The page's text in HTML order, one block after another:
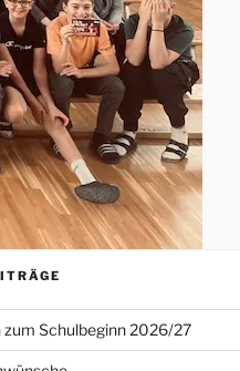
Schulbeginn 2026/27